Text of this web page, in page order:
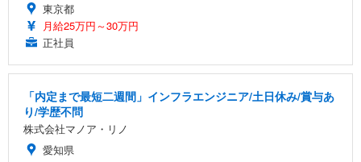
東京都
月給25万円～30万円
正社員
「内定まで最短二週間」インフラエンジニア/土日休み/賞与あ
り/学歴不問
株式会社マノア・リノ
愛知県